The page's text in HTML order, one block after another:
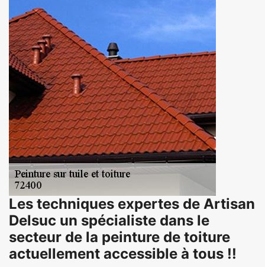
Les techniques expertes de Artisan
Delsuc un spécialiste dans le
secteur de la peinture de toiture
actuellement accessible à tous !!